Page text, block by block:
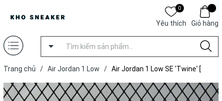
0
Yêu thích Giỏ hàng
Trang chủ / Air Jordan 1 Low / Air Jordan 1 Low SE 'Twine' [